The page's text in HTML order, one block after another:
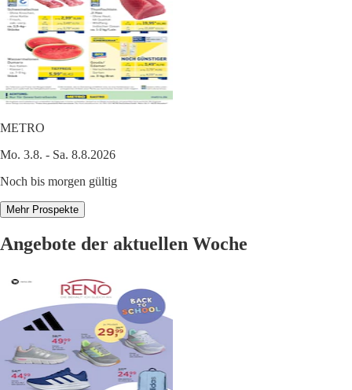
METRO
Mo. 3.8. - Sa. 8.8.2026
Noch bis morgen gültig
Mehr Prospekte
Angebote der aktuellen Woche